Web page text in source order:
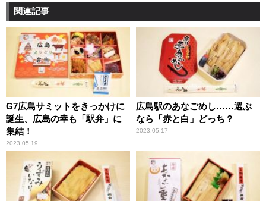
関連記事
G7広島サミットをきっかけに
誕生、広島の幸も「駅弁」に
集結！
2023.05.19
広島駅のあなごめし……選ぶ
なら「赤と白」どっち？
2023.05.17